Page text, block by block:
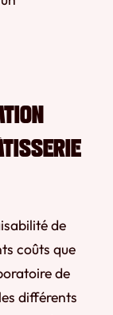
de
coûts que
de
différents